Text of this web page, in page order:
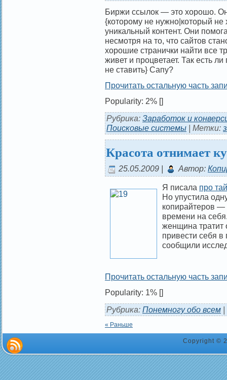
Биржи ссылок — это хорошо.
{которому не нужно|который не
уникальный контент. Они
несмотря на то, что сайтов
хорошие странички найти все
живет и процветает. Так есть
не ставить} Сапу?
Прочитать остальную часть
Popularity: 2% []
Рубрика: Заработок и
Поисковые системы | Метки:
Красота отнимает
25.05.2009 | Автор:
Я писала про
Но упустила
копирайтеров
времени на
женщина тратит
привести себя
сообщили
Прочитать остальную часть
Popularity: 1% []
Рубрика: Понемногу обо всем
« Раньше
Copyright ©